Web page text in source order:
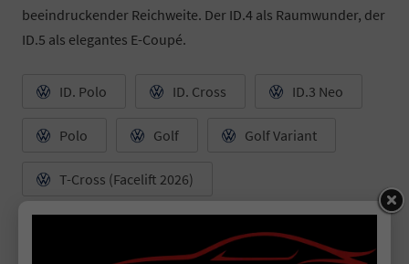
beeindruckender Reichweite. Der ID.4 als Raumwunder, der
ID.5 als elegantes E-Coupé.
ID. Polo ID. Cross ID.3 Neo
Polo Golf Golf Variant
T-Cross (Facelift 2026)